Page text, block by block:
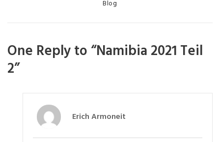
Blog
One Reply to “Namibia 2021 Teil
2”
Erich Armoneit